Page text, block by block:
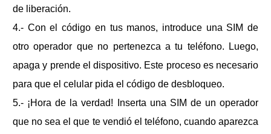
de liberación.
4.- Con el código en tus manos, introduce una SIM de
otro operador que no pertenezca a tu teléfono. Luego,
apaga y prende el dispositivo. Este proceso es necesario
para que el celular pida el código de desbloqueo.
5.- ¡Hora de la verdad! Inserta una SIM de un operador
que no sea el que te vendió el teléfono, cuando aparezca